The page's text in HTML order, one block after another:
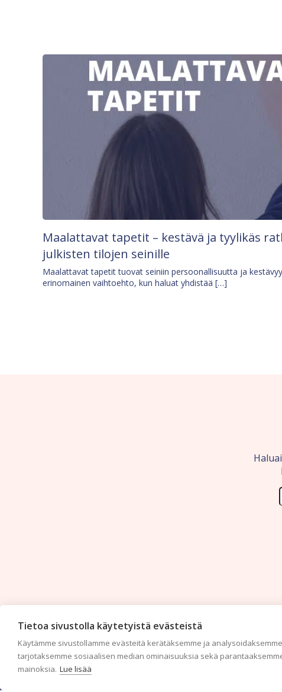
Tietoa sivustolla käytetyistä evästeistä
Käytämme sivustollamme evästeitä kerätäksemme ja
tarjotaksemme sosiaalisen median ominaisuuksia sekä
mainoksia. Lue lisää
Maalattavat tapetit – kestävä ja tyylikäs
julkisten tilojen seinille
Maalattavat tapetit tuovat seiniin persoonallisuutta ja
erinomainen vaihtoehto, kun haluat yhdistää […]